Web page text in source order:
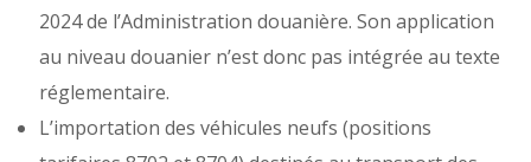
2024 de l’Administration douanière. Son application
au niveau douanier n’est donc pas intégrée au texte
réglementaire.
L’importation des véhicules neufs (positions